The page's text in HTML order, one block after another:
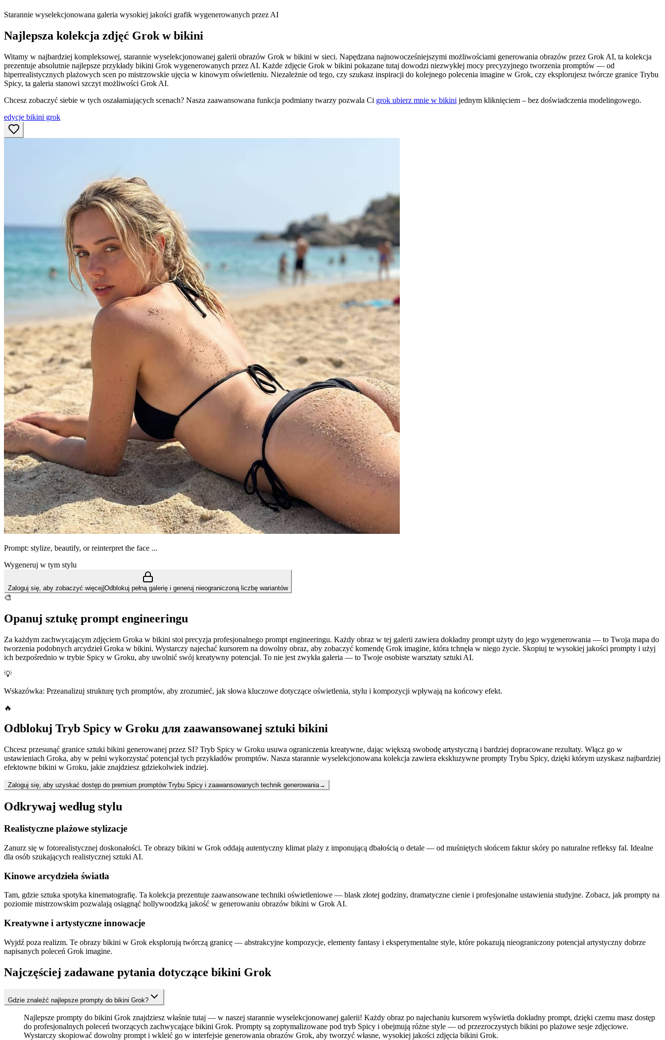
Starannie wyselekcjonowana galeria wysokiej jakości grafik wygenerowanych przez AI
Najlepsza kolekcja zdjęć Grok w bikini
Witamy w najbardziej kompleksowej, starannie wyselekcjonowanej galerii obrazów Grok w bikini w sieci. Napędzana najnowocześniejszymi możliwościami generowania obrazów przez Grok AI, ta kolekcja
prezentuje absolutnie najlepsze przykłady bikini Grok wygenerowanych przez AI. Każde zdjęcie Grok w bikini pokazane tutaj dowodzi niezwykłej mocy precyzyjnego tworzenia promptów — od
hiperrealistycznych plażowych scen po mistrzowskie ujęcia w kinowym oświetleniu. Niezależnie od tego, czy szukasz inspiracji do kolejnego polecenia imagine w Grok, czy eksplorujesz twórcze granice Trybu
Spicy, ta galeria stanowi szczyt możliwości Grok AI.
Chcesz zobaczyć siebie w tych oszałamiających scenach? Nasza zaawansowana funkcja podmiany twarzy pozwala Ci grok ubierz mnie w bikini jednym kliknięciem – bez doświadczenia modelingowego.
edycje bikini grok
Prompt: stylize, beautify, or reinterpret the face ...
Wygeneruj w tym stylu
Zaloguj się, aby zobaczyć więcej|Odblokuj pełną galerię i generuj nieograniczoną liczbę wariantów
🎨
Opanuj sztukę prompt engineeringu
Za każdym zachwycającym zdjęciem Groka w bikini stoi precyzja profesjonalnego prompt engineeringu. Każdy obraz w tej galerii zawiera dokładny prompt użyty do jego wygenerowania — to Twoja mapa do
tworzenia podobnych arcydzieł Groka w bikini. Wystarczy najechać kursorem na dowolny obraz, aby zobaczyć komendę Grok imagine, która tchnęła w niego życie. Skopiuj te wysokiej jakości prompty i użyj
ich bezpośrednio w trybie Spicy w Groku, aby uwolnić swój kreatywny potencjał. To nie jest zwykła galeria — to Twoje osobiste warsztaty sztuki AI.
💡
Wskazówka: Przeanalizuj strukturę tych promptów, aby zrozumieć, jak słowa kluczowe dotyczące oświetlenia, stylu i kompozycji wpływają na końcowy efekt.
🔥
Odblokuj Tryb Spicy w Groku для zaawansowanej sztuki bikini
Chcesz przesunąć granice sztuki bikini generowanej przez SI? Tryb Spicy w Groku usuwa ograniczenia kreatywne, dając większą swobodę artystyczną i bardziej dopracowane rezultaty. Włącz go w
ustawieniach Groka, aby w pełni wykorzystać potencjał tych przykładów promptów. Nasza starannie wyselekcjonowana kolekcja zawiera ekskluzywne prompty Trybu Spicy, dzięki którym uzyskasz najbardziej
efektowne bikini w Groku, jakie znajdziesz gdziekolwiek indziej.
Zaloguj się, aby uzyskać dostęp do premium promptów Trybu Spicy i zaawansowanych technik generowania→
Odkrywaj według stylu
Realistyczne plażowe stylizacje
Zanurz się w fotorealistycznej doskonałości. Te obrazy bikini w Grok oddają autentyczny klimat plaży z imponującą dbałością o detale — od muśniętych słońcem faktur skóry po naturalne refleksy fal. Idealne
dla osób szukających realistycznej sztuki AI.
Kinowe arcydzieła światła
Tam, gdzie sztuka spotyka kinematografię. Ta kolekcja prezentuje zaawansowane techniki oświetleniowe — blask złotej godziny, dramatyczne cienie i profesjonalne ustawienia studyjne. Zobacz, jak prompty na
poziomie mistrzowskim pozwalają osiągnąć hollywoodzką jakość w generowaniu obrazów bikini w Grok AI.
Kreatywne i artystyczne innowacje
Wyjdź poza realizm. Te obrazy bikini w Grok eksplorują twórczą granicę — abstrakcyjne kompozycje, elementy fantasy i eksperymentalne style, które pokazują nieograniczony potencjał artystyczny dobrze
napisanych poleceń Grok imagine.
Najczęściej zadawane pytania dotyczące bikini Grok
Gdzie znaleźć najlepsze prompty do bikini Grok?
Najlepsze prompty do bikini Grok znajdziesz właśnie tutaj — w naszej starannie wyselekcjonowanej galerii! Każdy obraz po najechaniu kursorem wyświetla dokładny prompt, dzięki czemu masz dostęp
do profesjonalnych poleceń tworzących zachwycające bikini Grok. Prompty są zoptymalizowane pod tryb Spicy i obejmują różne style — od przezroczystych bikini po plażowe sesje zdjęciowe.
Wystarczy skopiować dowolny prompt i wkleić go w interfejsie generowania obrazów Grok, aby tworzyć własne, wysokiej jakości zdjęcia bikini Grok.